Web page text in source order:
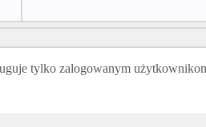
tylko zalogowanym